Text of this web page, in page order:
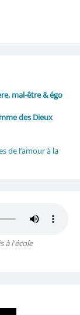
mal-être & égo
des Dieux
de l’amour à la
à l'école